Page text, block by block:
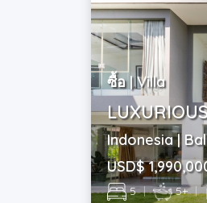
ซื้อ | Villa
Indonesia |
USD$
5 | 5+ |